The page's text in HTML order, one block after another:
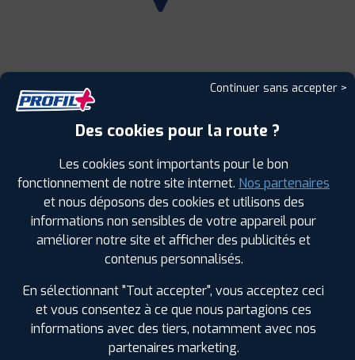
Mapbox ©
PROFIL PLUSCHAUMONT
ZI DE LA DAME HUGUENOTTE52000
2
Continuer sans accepter >
Des cookies pour la route ?
Les cookies sont importants pour le bon
fonctionnement de notre site internet. Nos partenaires
et nous déposons des cookies et utilisons des
informations non sensibles de votre appareil pour
améliorer notre site et afficher des publicités et
contenus personnalisés.
En sélectionnant "Tout accepter", vous acceptez ceci
et vous consentez à ce que nous partagions ces
informations avec des tiers, notamment avec nos
partenaires marketing.